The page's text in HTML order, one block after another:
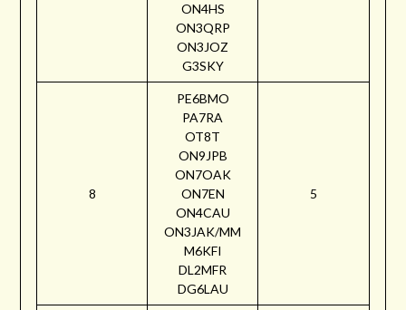
ON4HS
ON3QRP
ON3JOZ
G3SKY
8
PE6BMO
PA7RA
OT8T
ON9JPB
ON7OAK
ON7EN
ON4CAU
ON3JAK/MM
M6KFI
DL2MFR
DG6LAU
5